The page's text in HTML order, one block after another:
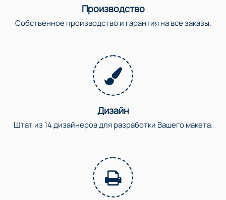
Производство
Собственное производство и гарантия на все заказы.
Дизайн
Штат из 14 дизайнеров для разработки Вашего макета.